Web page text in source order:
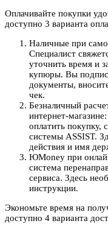
Оплачивайте покупки
доступно 3 варианта
Наличные при
Специалист
уточнить время и
купюры. Вы
документы,
чек.
Безналичный
интернет-
оплатить покупку,
системы ASSIST.
действия и имя
ЮMoney при
система
сервиса. Здесь
инструкции.
Экономьте время на
доступно 4 варианта